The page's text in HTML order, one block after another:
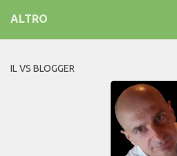
ALTRO
IL VS BLOGGER